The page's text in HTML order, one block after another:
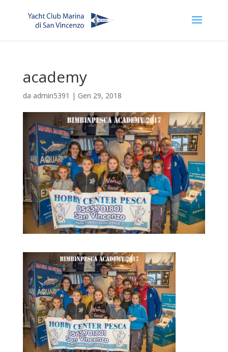
academy
da admin5391 | Gen 29, 2018